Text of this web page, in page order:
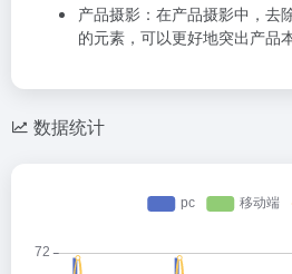
产品摄影：在产品摄影中，去
的元素，可以更好地突出产品本
数据统计